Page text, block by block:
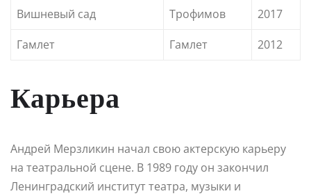
Вишневый сад
Трофимов
2017
Гамлет
Гамлет 2012
Карьера
Андрей Мерзликин начал свою актерскую карьеру
на театральной сцене. В 1989 году он закончил
Ленинградский институт театра, музыки и